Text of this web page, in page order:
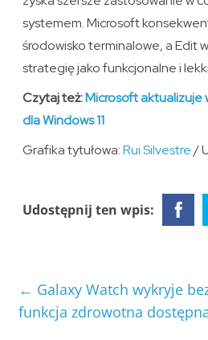
systemem. Microsoft
środowisko terminalowe, a Edit
strategię jako funkcjonalne i
Czytaj też:Microsoft aktualizuje
dla Windows 11
Grafika tytułowa:Rui Silvestre/
Udostępnij ten wpis:
← Galaxy Watch wykryje
funkcja zdrowotna